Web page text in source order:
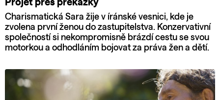
Projet přes překážky
Charismatická Sara žije v íránské vesnici, kde je
zvolena první ženou do zastupitelstva. Konzervativní
společností si nekompromisně brázdí cestu se svou
motorkou a odhodláním bojovat za práva žen a dětí.